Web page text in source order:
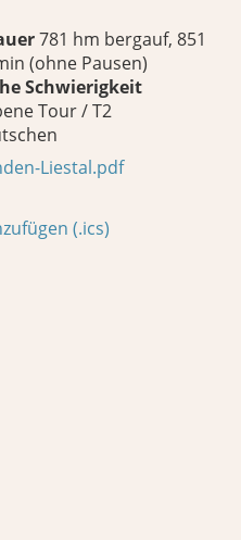
781 hm bergauf, 851
(ohne Pausen)
Schwierigkeit
Tour / T2
Liestal.pdf
(.ics)